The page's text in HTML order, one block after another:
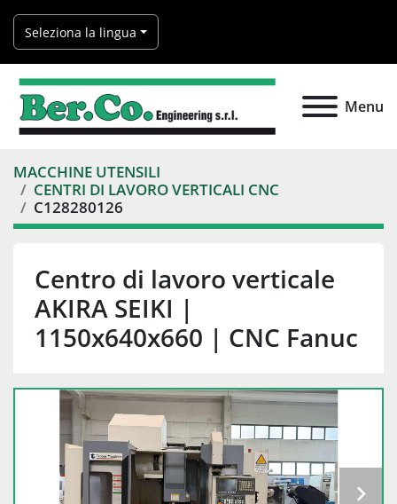
Seleziona la lingua
Menu
MACCHINE UTENSILI
CENTRI DI LAVORO VERTICALI CNC
C128280126
Centro di lavoro verticale
AKIRA SEIKI |
1150x640x660 | CNC Fanuc